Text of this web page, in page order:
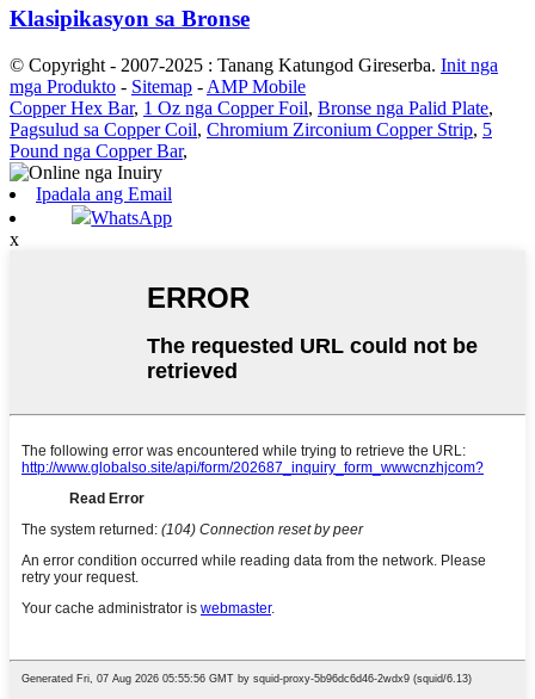
Klasipikasyon sa Bronse
© Copyright - 2007-2025 : Tanang Katungod Gireserba. Init nga
mga Produkto - Sitemap - AMP Mobile
Copper Hex Bar, 1 Oz nga Copper Foil, Bronse nga Palid Plate,
Pagsulud sa Copper Coil, Chromium Zirconium Copper Strip, 5
Pound nga Copper Bar,
Ipadala ang Email
WhatsApp
x